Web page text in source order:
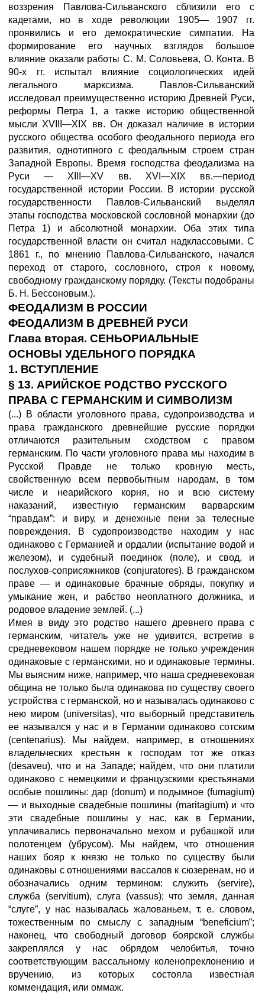
воззрения Павлова-Сильванского сблизили его с
кадетами, но в ходе революции 1905— 1907 гг.
проявились и его демократические симпатии. На
формирование его научных взглядов большое
влияние оказали работы С. М. Соловьева, О. Конта. В
90-х гг. испытал влияние социологических идей
легального марксизма. Павлов-Сильванский
исследовал преимущественно историю Древней Руси,
реформы Петра 1, а также историю общественной
мысли XVIII—XIX вв. Он доказал наличие в истории
русского общества особого феодального периода его
развития, однотипного с феодальным строем стран
Западной Европы. Время господства феодализма на
Руси — ХIII—XV вв. XVI—XIX вв.—период
государственной истории России. В истории русской
государственности Павлов-Сильванский выделял
этапы господства московской сословной монархии (до
Петра 1) и абсолютной монархии. Оба этих типа
государственной власти он считал надклассовыми. С
1861 г., по мнению Павлова-Сильванского, начался
переход от старого, сословного, строя к новому,
свободному гражданскому порядку. (Тексты подобраны
Б. Н. Бессоновым.).
ФЕОДАЛИЗМ В РОССИИ
ФЕОДАЛИЗМ В ДРЕВНЕЙ РУСИ
Глава вторая. СЕНЬОРИАЛЬНЫЕ
ОСНОВЫ УДЕЛЬНОГО ПОРЯДКА
1. ВСТУПЛЕНИЕ
§ 13. АРИЙСКОЕ РОДСТВО РУССКОГО
ПРАВА С ГЕРМАНСКИМ И СИМВОЛИЗМ
(...) В области уголовного права, судопроизводства и
права гражданского древнейшие русские порядки
отличаются разительным сходством с правом
германским. По части уголовного права мы находим в
Русской Правде не только кровную месть,
свойственную всем первобытным народам, в том
числе и неарийского корня, но и всю систему
наказаний, известную германским варварским
“правдам”: и виру, и денежные пени за телесные
повреждения. В судопроизводстве находим у нас
одинаково с Германией и ордалии (испытание водой и
железом), и судебный поединок (поле), и свод, и
послухов-соприсяжников (conjuratores). В гражданском
праве — и одинаковые брачные обряды, покупку и
умыкание жен, и рабство неоплатного должника, и
родовое владение землей. (...)
Имея в виду это родство нашего древнего права с
германским, читатель уже не удивится, встретив в
средневековом нашем порядке не только учреждения
одинаковые с германскими, но и одинаковые термины.
Мы выясним ниже, например, что наша средневековая
община не только была одинакова по существу своего
устройства с германской, но и называлась одинаково с
нею миром (universitas), что выборный представитель
ее назывался у нас и в Германии одинаково сотским
(centenarius). Мы найдем, например, в отношениях
владельческих крестьян к господам тот же отказ
(desaveu), что и на Западе; найдем, что они платили
одинаково с немецкими и французскими крестьянами
особые пошлины: дар (donum) и подымное (fumagium)
— и выходные свадебные пошлины (maritagium) и что
эти свадебные пошлины у нас, как в Германии,
уплачивались первоначально мехом и рубашкой или
полотенцем (убрусом). Мы найдем, что отношения
наших бояр к князю не только по существу были
одинаковы с отношениями вассалов к сюзеренам, но и
обозначались одним термином: служить (servire),
служба (servitium), слуга (vassus); что земля, данная
“слуге”, у нас называлась жалованьем, т. е. словом,
тожественным по смыслу с западным “beneficium”;
наконец, что свободный договор боярской службы
закреплялся у нас обрядом челобитья, точно
соответствующим вассальному коленопреклонению и
вручению, из которых состояла известная
коммендация, или оммаж.